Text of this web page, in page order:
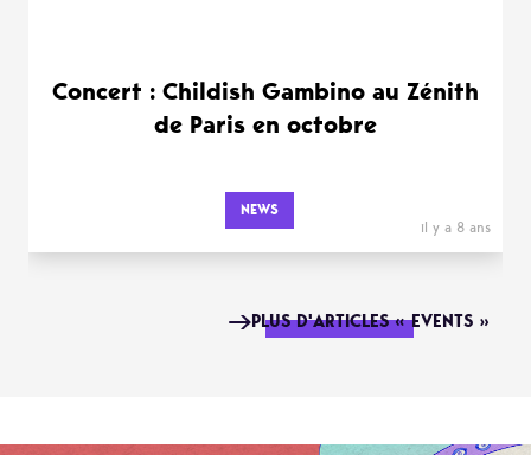
Concert : Childish Gambino au Zénith
de Paris en octobre
NEWS
il y a 8 ans
PLUS D'ARTICLES « EVENTS »